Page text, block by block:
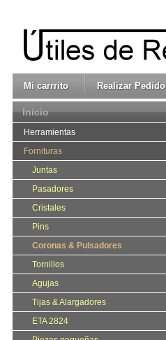
Mi carrrito Realizar Pedido
Inicio
Herramientas
Fornituras
Juntas
Pasadores
Cristales
Pins
Coronas & Pulsadores
Tornillos
Agujas
Tijas & Alargadores
ETA 2824